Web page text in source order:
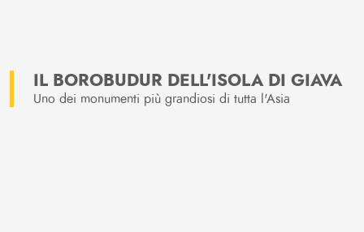
IL BOROBUDUR DELL'ISOLA DI GIAVA
Uno dei monumenti più grandiosi di tutta l'Asia